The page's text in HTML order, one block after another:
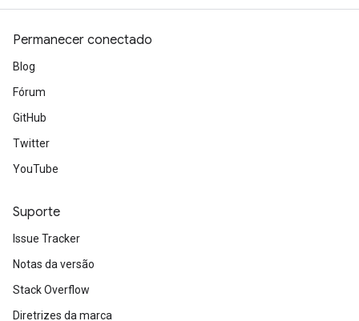
Permanecer conectado
Blog
Fórum
GitHub
Twitter
YouTube
Suporte
Issue Tracker
Notas da versão
Stack Overflow
Diretrizes da marca